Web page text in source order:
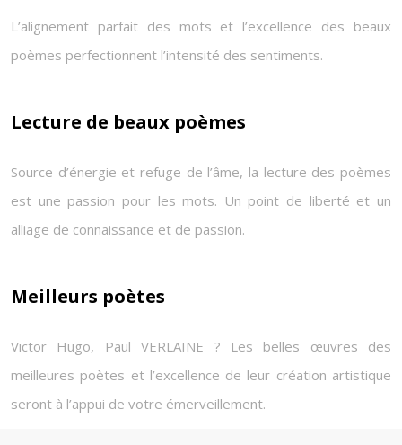
L’alignement parfait des mots et l’excellence des beaux
poèmes perfectionnent l’intensité des sentiments.
Lecture de beaux poèmes
Source d’énergie et refuge de l’âme, la lecture des poèmes
est une passion pour les mots. Un point de liberté et un
alliage de connaissance et de passion.
Meilleurs poètes
Victor Hugo, Paul VERLAINE ? Les belles œuvres des
meilleures poètes et l’excellence de leur création artistique
seront à l’appui de votre émerveillement.